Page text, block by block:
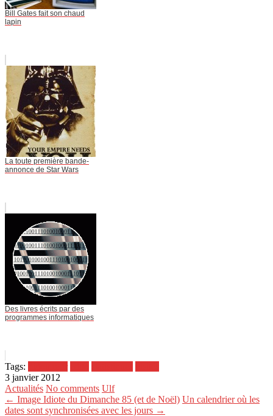
Bill Gates fait son chaud
lapin
La toute première bande-
annonce de Star Wars
Des livres écrits par des
programmes informatiques
Tags:
3 janvier 2012
Actualités No comments Ulf
← Image Idiote du Dimanche 85 (et de Noël) Un calendrier où les
dates sont synchronisées avec les jours →